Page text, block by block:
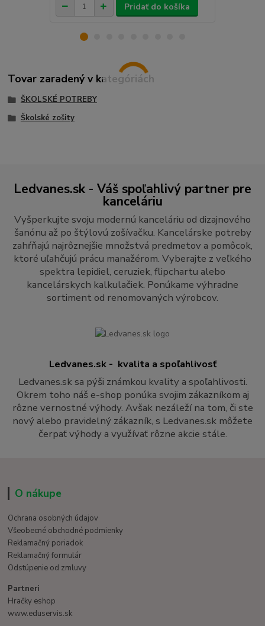
Pridať do košíka
Tovar zaradený v kategóriách
ŠKOLSKÉ POTREBY
Školské zošity
Ledvanes.sk - Váš spoľahlivý partner pre
kanceláriu
Vyšperkujte svoju modernú kanceláriu od dizajnového
šanónu až po štýlovú zošívačku. Kancelárske potreby
zahŕňajú najrôznejšie množstvá predmetov a pomôcok,
ktoré uľahčujú prácu manažérom. Vyberajte z veľkého
spektra lepidiel, ceruziek, flipchartu alebo
kancelárskych kalkulačiek. Ponúkame výhradne
sortiment od renomovaných výrobcov.
Ledvanes.sk - kvalita a spoľahlivosť
Ledvanes.sk sa pýši známkou kvality a spoľahlivosti.
Okrem toho náš e-shop ponúka svojim zákazníkom aj
rôzne vernostné výhody. Avšak nezáleží na tom, či ste
nový alebo pravidelný zákazník, s Ledvanes.sk môžete
čerpať výhody a využívať rôzne akcie stále.
O nákupe
Ochrana osobných údajov
Všeobecné obchodné podmienky
Reklamačný poriadok
Reklamačný formulár
Odstúpenie od zmluvy
Partneri
Hračky eshop
www.eduservis.sk